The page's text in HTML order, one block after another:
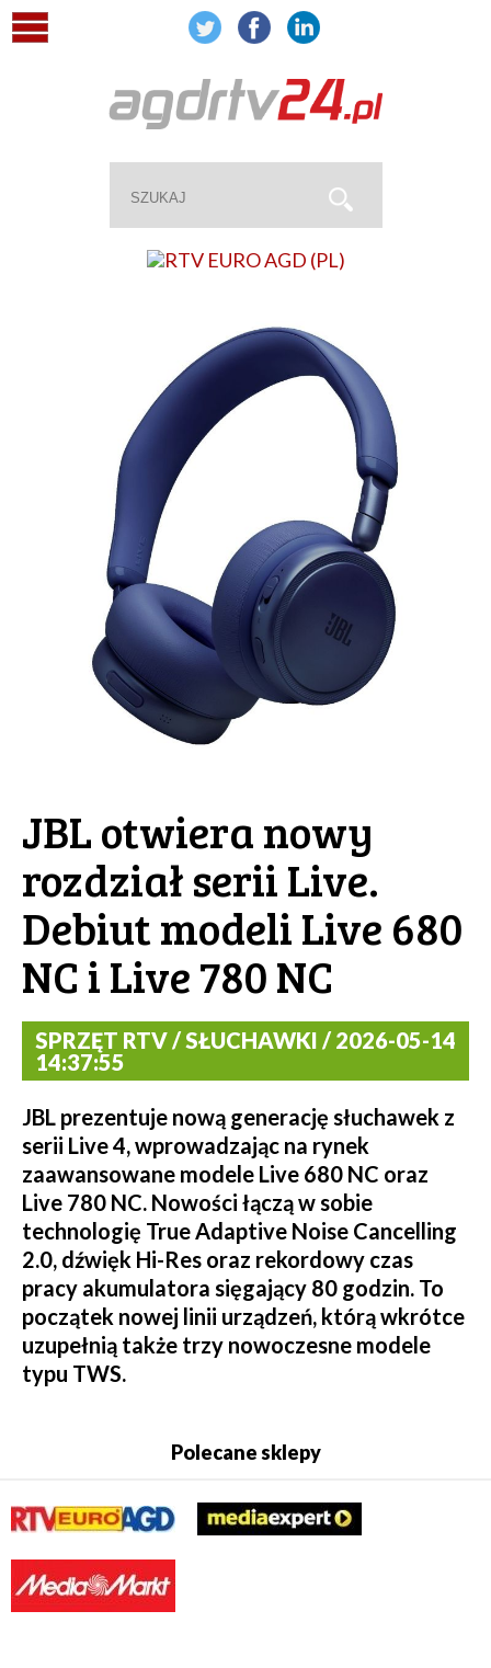
JBL otwiera nowy
rozdział serii Live.
Debiut modeli Live 680
NC i Live 780 NC
SPRZĘT RTV / SŁUCHAWKI / 2026-05-14
14:37:55
JBL prezentuje nową generację słuchawek z
serii Live 4, wprowadzając na rynek
zaawansowane modele Live 680 NC oraz
Live 780 NC. Nowości łączą w sobie
technologię True Adaptive Noise Cancelling
2.0, dźwięk Hi-Res oraz rekordowy czas
pracy akumulatora sięgający 80 godzin. To
początek nowej linii urządzeń, którą wkrótce
uzupełnią także trzy nowoczesne modele
typu TWS.
Polecane sklepy